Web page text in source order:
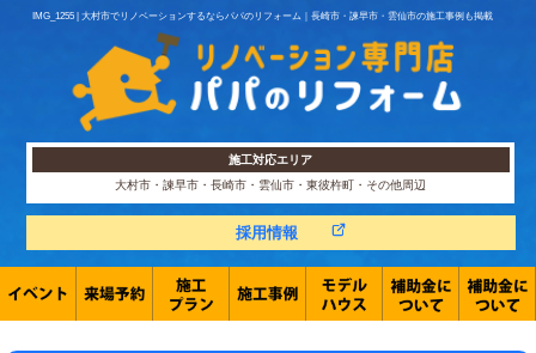
IMG_1255 | 大村市でリノベーションするならパパのリフォーム｜長崎市・諫早市・雲仙市の施工事例も掲載
施工対応エリア
大村市・諫早市・長崎市・雲仙市・東彼杵町・その他周辺
採用情報